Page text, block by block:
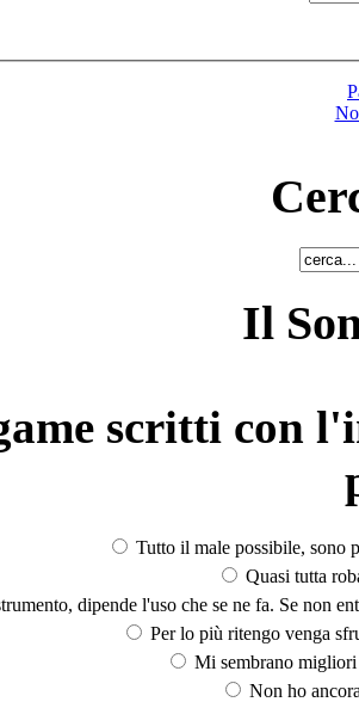
Il
scritti con
Tutto il male possibile, sono
Quasi tutta
dipende l'uso che se ne fa. Se non
Per lo più ritengo venga
Mi sembrano
Non ho